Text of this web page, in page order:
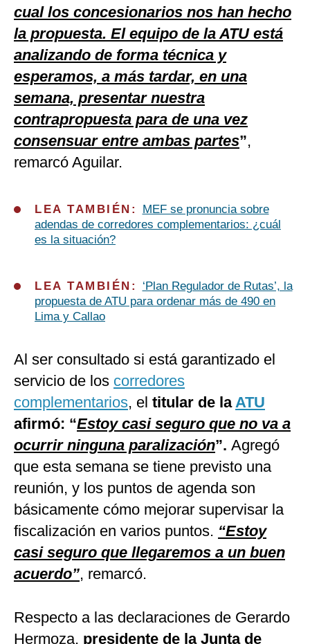
cual los concesionarios nos han hecho
la propuesta. El equipo de la ATU está
analizando de forma técnica y
esperamos, a más tardar, en una
semana, presentar nuestra
contrapropuesta para de una vez
consensuar entre ambas partes”,
remarcó Aguilar.
LEA TAMBIÉN:
MEF se pronuncia sobre
adendas de corredores complementarios: ¿cuál
es la situación?
LEA TAMBIÉN: ‘Plan Regulador de Rutas’, la
propuesta de ATU para ordenar más de 490 en
Lima y Callao
Al ser consultado si está garantizado el
servicio de los corredores
complementarios, el titular de laATU
afirmó: “Estoy casi seguro que no va a
ocurrir ninguna paralización”. Agregó
que esta semana se tiene previsto una
reunión, y los puntos de agenda son
básicamente cómo mejorar supervisar la
fiscalización en varios puntos. “Estoy
casi seguro que llegaremos a un buen
acuerdo”, remarcó.
Respecto a las declaraciones de Gerardo
Hermoza, presidente de la Junta de